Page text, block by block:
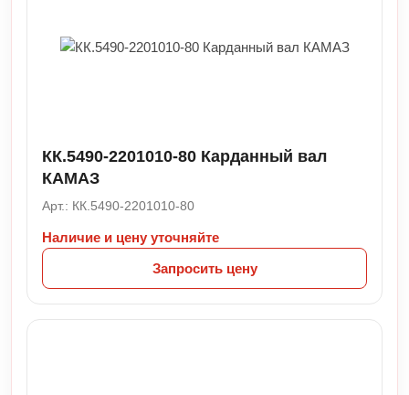
КК.5490-2201010-80 Карданный вал
КАМАЗ
Арт.: КК.5490-2201010-80
Наличие и цену уточняйте
Запросить цену